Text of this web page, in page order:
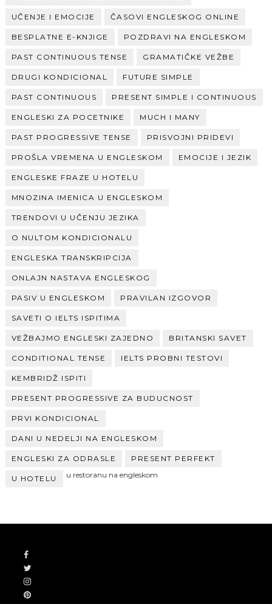
UČENJE I EMOCIJE ČASOVI ENGLESKOG ONLINE
BESPLATNE E-KNJIGE POZDRAVI NA ENGLESKOM
PAST CONTINUOUS TENSE GRAMATIČKE VEŽBE
DRUGI KONDICIONAL FUTURE SIMPLE
PAST CONTINUOUS PRESENT SIMPLE I CONTINUOUS
ENGLESKI ZA POCETNIKE MUCH I MANY
PAST PROGRESSIVE TENSE PRISVOJNI PRIDEVI
PROŠLA VREMENA U ENGLESKOM EMOCIJE I JEZIK
ENGLESKE FRAZE U HOTELU
MNOZINA IMENICA U ENGLESKOM
TRENDOVI U UČENJU JEZIKA
O NULTOM KONDICIONALU
ENGLESKA TRANSKRIPCIJA
ONLAJN NASTAVA ENGLESKOG
PASIV U ENGLESKOM PRAVILAN IZGOVOR
SAVETI O IELTS ISPITIMA
VEŽBAJMO ENGLESKI ZAJEDNO BRITANSKI SAVET
CONDITIONAL TENSE IELTS PROBNI TESTOVI
KEMBRIDŽ ISPITI
PRESENT PROGRESSIVE ZA BUDUCNOST
PRVI KONDICIONAL
DANI U NEDELJI NA ENGLESKOM
ENGLESKI ZA ODRASLE PRESENT PERFEKT
U HOTELU u restoranu na engleskom